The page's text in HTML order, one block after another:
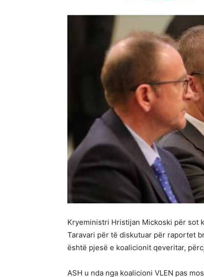
Kryeministri Hristijan Mickoski për sot
Taravari për të diskutuar për raportet
është pjesë e koalicionit qeveritar,
ASH u nda nga koalicioni VLEN pas